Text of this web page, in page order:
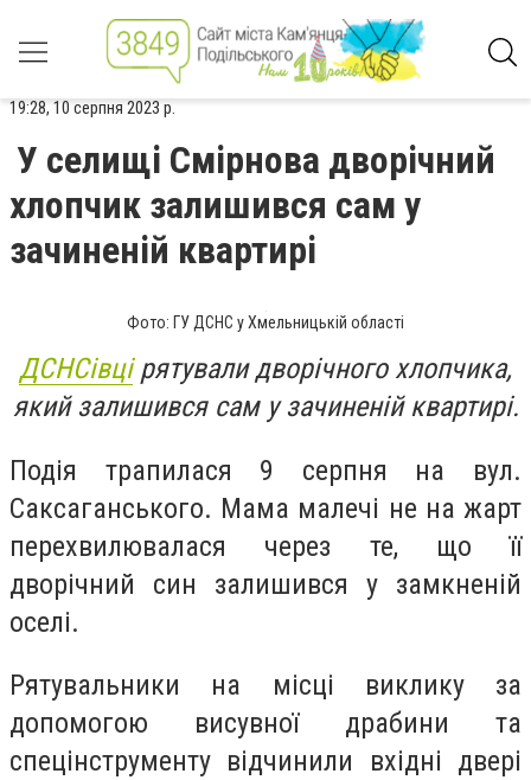
19:28, 10 серпня 2023 р.
У селищі Смірнова дворічний
хлопчик залишився сам у
зачиненій квартирі
Фото: ГУ ДСНС у Хмельницькій області
ДСНСівцірятували дворічного хлопчика,
який залишився сам у зачиненій квартирі.
Подія трапилася 9 серпня на вул.
Саксаганського. Мама малечі не на жарт
перехвилювалася через те, що її
дворічний син залишився у замкненій
оселі.
Рятувальники на місці виклику за
допомогою висувної драбини та
спецінструменту відчинили вхідні двері